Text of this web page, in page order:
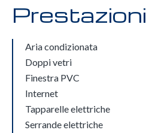
Prestazioni
Aria condizionata
Doppi vetri
Finestra PVC
Internet
Tapparelle elettriche
Serrande elettriche